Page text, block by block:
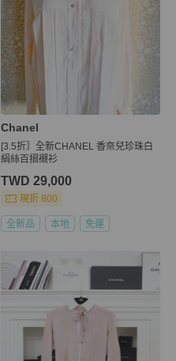
Chanel
[3.5折］全新CHANEL 香奈兒珍珠白
絹絲百摺襯衫
TWD 29,000
現折 800
全新品 本地 免運